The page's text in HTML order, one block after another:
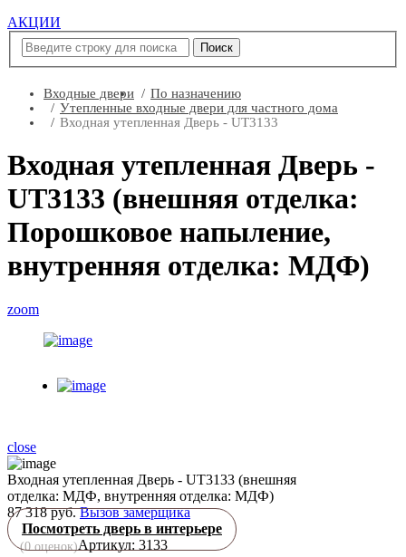
АКЦИИ
Входные двери
По назначению
Утепленные входные двери для частного дома
Входная утепленная Дверь - UT3133
Входная утепленная Дверь -
UT3133 (внешняя отделка:
Порошковое напыление,
внутренняя отделка: МДФ)
zoom
close
Входная утепленная Дверь - UT3133 (внешняя
отделка: МДФ, внутренняя отделка: МДФ)
87 318 руб. Вызов замерщика
Посмотреть дверь в интерьере
(0оценок)Артикул: 3133